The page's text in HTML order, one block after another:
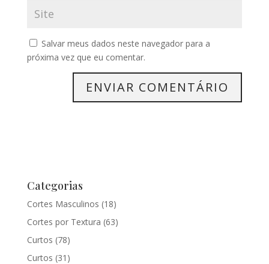
Salvar meus dados neste navegador para a
próxima vez que eu comentar.
Categorias
Cortes Masculinos (18)
Cortes por Textura (63)
Curtos (78)
Curtos (31)